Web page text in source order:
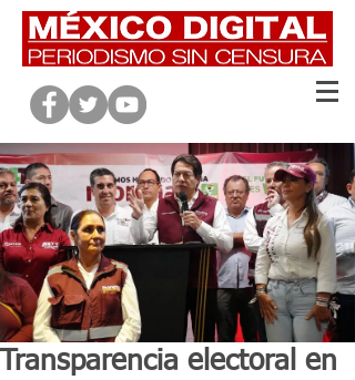
Transparencia electoral en